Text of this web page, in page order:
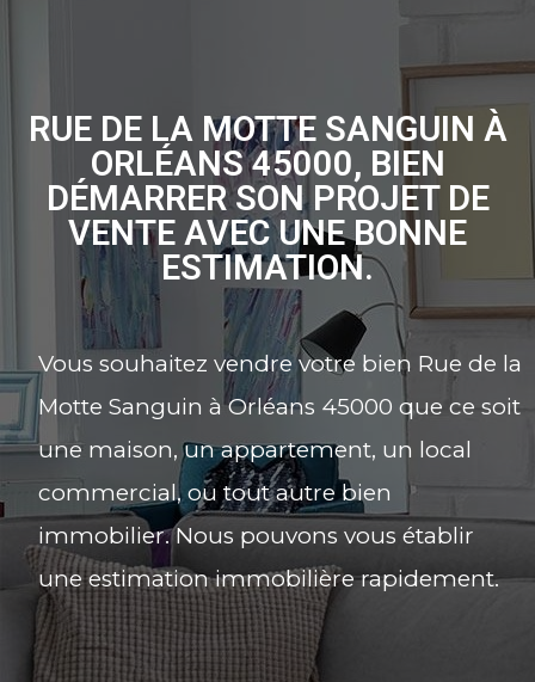
RUE DE LA MOTTE SANGUIN À
ORLÉANS 45000, BIEN
DÉMARRER SON PROJET DE
VENTE AVEC UNE BONNE
ESTIMATION.
Vous souhaitez vendre votre bien Rue de la
Motte Sanguin à Orléans 45000 que ce soit
une maison, un appartement, un local
commercial, ou tout autre bien
immobilier. Nous pouvons vous établir
une estimation immobilière rapidement.